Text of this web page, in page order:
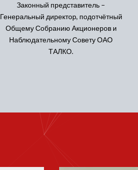
Законный представитель –
Генеральный директор, подотчётный
Общему Собранию Акционеров и
Наблюдательному Совету ОАО
ТАЛКО.